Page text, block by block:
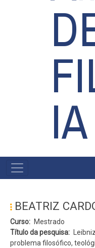
IA
#MENU
BEATRIZ
Curso
Mestrado
Título da pesquisa
problema filosófico,